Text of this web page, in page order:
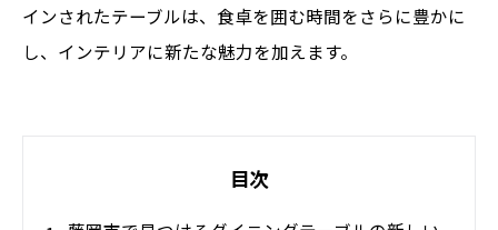
インされたテーブルは、食卓を囲む時間をさらに豊かに
し、インテリアに新たな魅力を加えます。
目次